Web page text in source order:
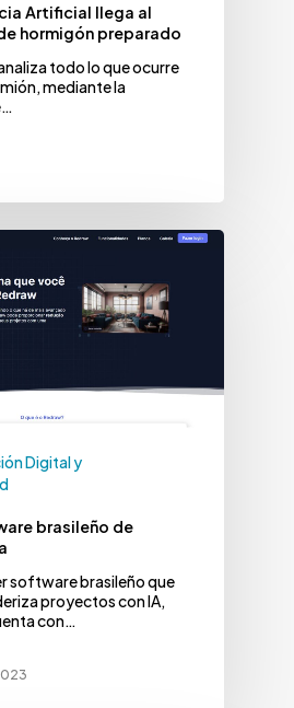
Artificial llega al
hormigón preparado
todo lo que ocurre
mediante la
Digital y
brasileño de
software brasileño que
proyectos con IA,
con…